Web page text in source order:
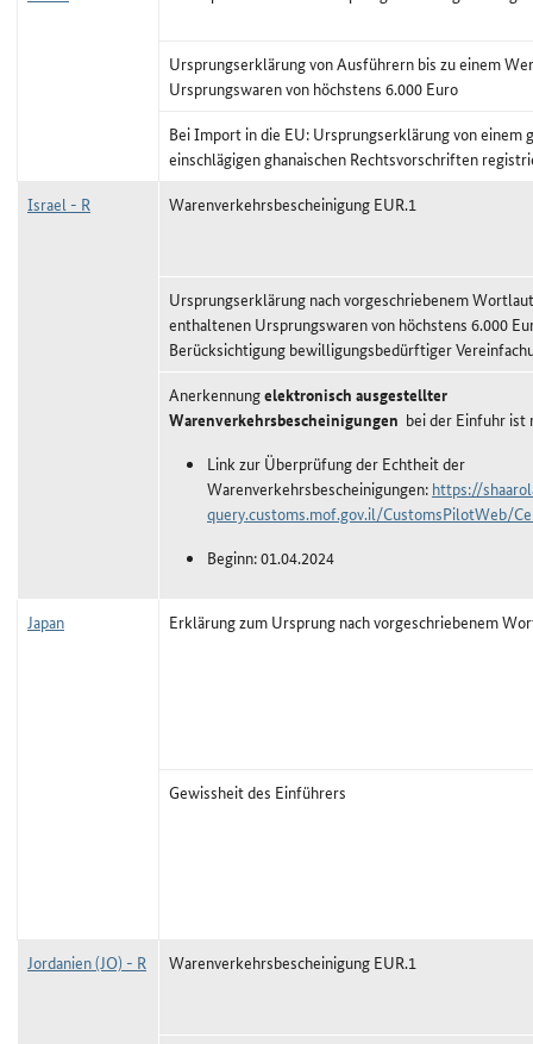
Ursprungserklärung von Ausführern bis zu einem
Ursprungswaren von höchstens 6.000 Euro
Bei Import in die EU: Ursprungserklärung von einem
einschlägigen ghanaischen Rechtsvorschriften
Israel - R
Warenverkehrsbescheinigung EUR.1
Ursprungserklärung nach vorgeschriebenem
enthaltenen Ursprungswaren von höchstens 6.000
Berücksichtigung bewilligungsbedürftiger
Anerkennungelektronisch ausgestellter
Warenverkehrsbescheinigungen bei der Einfuhr ist
Link zur Überprüfung der Echtheit der
Warenverkehrsbescheinigungen: https://
query.customs.mof.gov.il/CustomsPilotWeb/
Beginn: 01.04.2024
Japan Erklärung zum Ursprung nach vorgeschriebenem
Gewissheit des Einführers
Jordanien (JO) - R Warenverkehrsbescheinigung EUR.1